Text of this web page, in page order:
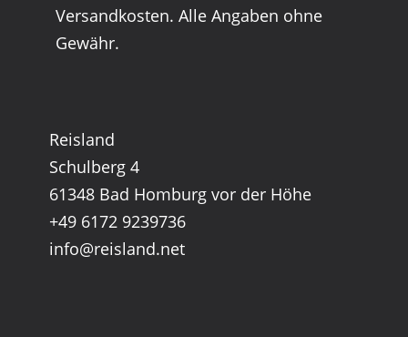
Versandkosten. Alle Angaben ohne
Gewähr.
Reisland
Schulberg 4
61348 Bad Homburg vor der Höhe
+49 6172 9239736
info@reisland.net